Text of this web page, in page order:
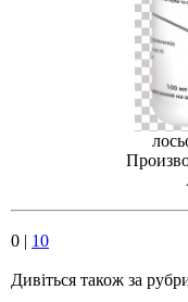
0 | 10
Дивіться також за